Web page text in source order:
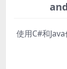
使用C#和